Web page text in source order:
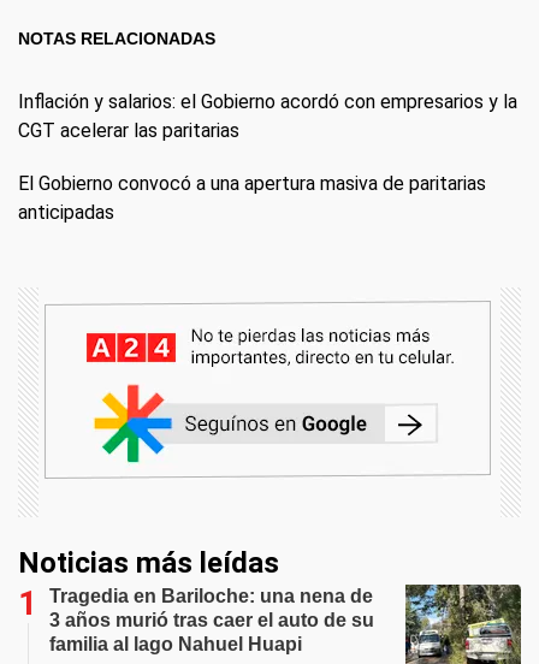
NOTAS RELACIONADAS
Inflación y salarios: el Gobierno acordó con empresarios y la
CGT acelerar las paritarias
El Gobierno convocó a una apertura masiva de paritarias
anticipadas
Noticias más leídas
Tragedia en Bariloche: una nena de
3 años murió tras caer el auto de su
familia al lago Nahuel Huapi